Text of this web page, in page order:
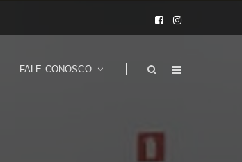
FALE CONOSCO